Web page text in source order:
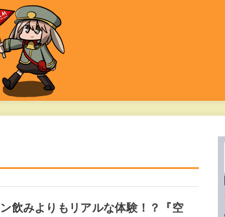
飲みよりもリアルな体験！？『空